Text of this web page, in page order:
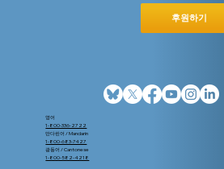
코로나19 백신: 나와 가족
후원하기
영어
1-800-336-2722
만다린어 / Mandarin
1-800-683-7427
광동어 / Cantonese
1-800-582-4218